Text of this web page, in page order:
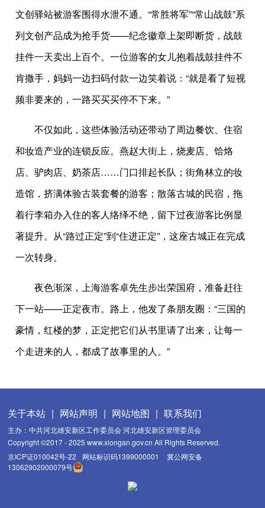
文创驿站被游客围得水泄不通。“常胜将军”“常山战鼓”系
列文创产品成为抢手货——纪念徽章上架即断货，战鼓
挂件一天卖出上百个。一位游客的女儿抱着战鼓挂件不
肯撒手，妈妈一边扫码付款一边笑着说：“就是看了短视
频非要来的，一路买买买停不下来。”
不仅如此，这些体验活动还带动了周边餐饮、住宿
和妆造产业的连锁反应。燕赵大街上，烧麦店、饸烙
店、驴肉店、奶茶店……门口排起长队；街角林立的妆
造馆，挤满体验古装套餐的游客；散落古城的民宿，拖
着行李箱办入住的客人络绎不绝，留下过夜游客比例显
著提升。从“路过正定”到“住进正定”，这座古城正在完成
一次转身。
夜色渐深，上海游客卓先生步出荣国府，准备赶往
下一站——正定夜市。路上，他发了条朋友圈：“三国的
豪情，红楼的梦，正定把它们从书里请了出来，让每一
个走进来的人，都成了故事里的人。”
关于本站 | 网站声明 | 网站地图 | 联系我们
主办：中共河北雄安新区工作委员会 河北雄安新区管理委员会
Copyright ©2017 - 2025 www.xiongan.gov.cn All Rights Reserved.
京ICP证010042号-22
网站标识码1399000001
冀公网安备
13062902000079号